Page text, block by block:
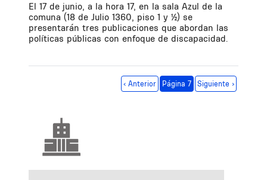
El 17 de junio, a la hora 17, en la sala Azul de la
comuna (18 de Julio 1360, piso 1 y ½) se
presentarán tres publicaciones que abordan las
políticas públicas con enfoque de discapacidad.
Página anterior
‹ Anterior Página 7 Siguiente página
Siguiente ›